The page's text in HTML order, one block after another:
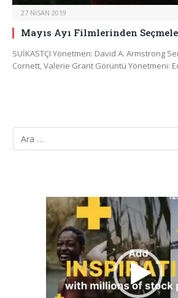
27 NISAN 2019
Mayıs Ayı Filmlerinden
SUİKASTÇI Yönetmen: David A. Armstrong
Cornett, Valerie Grant Görüntü Yönetmeni:
Video
oynatıcı